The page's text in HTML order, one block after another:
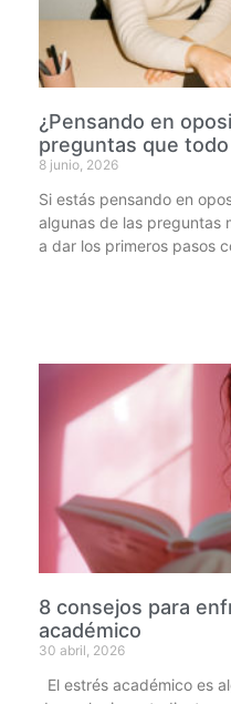
¿Pensando en
preguntas que
8 junio, 2026
Si estás pensando en
algunas de las preguntas
a dar los primeros pasos
8 consejos para
académico
30 abril, 2026
El estrés académico es